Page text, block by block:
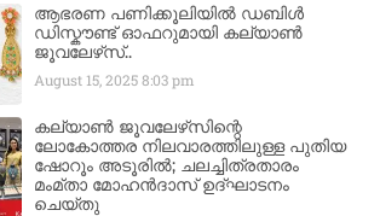
ആഭരണ പണിക്കൂലിയിൽ ഡബിൾ
ഡിസ്കൗണ്ട് ഓഫറുമായി കല്യാൺ
ജൂവലേഴ്‌സ്..
August 15, 20258:03 pm
കല്യാൺ ജൂവലേഴ്‌സിന്റെ
ലോകോത്തര നിലവാരത്തിലുള്ള പുതിയ
ഷോറൂം അടൂരിൽ; ചലച്ചിത്രതാരം
മംമ്താ മോഹൻദാസ് ഉദ്ഘാടനം
ചെയ്‌തു